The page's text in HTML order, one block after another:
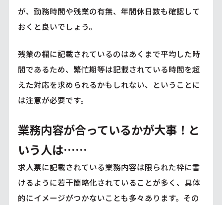
が、勤務時間や残業の有無、年間休日数も確認して
おくと良いでしょう。
残業の欄に記載されているのはあくまで平均した時
間であるため、繁忙期等は記載されている時間を超
えた対応を求められるかもしれない、ということに
は注意が必要です。
業務内容が合っているかが大事！と
いう人は……
求人票に記載されている業務内容は限られた枠に書
けるように若干簡略化されていることが多く、具体
的にイメージがつかないことも多々あります。その